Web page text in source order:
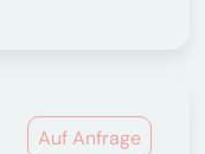
Auf Anfrage